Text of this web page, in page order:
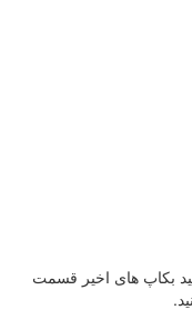
بکاپ های اخیر قسمت